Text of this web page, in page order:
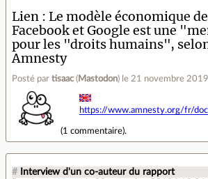
Lien
Le modèle économique de
Facebook et Google est une
pour les "droits humains",
Amnesty
Posté par tisaac( Mastodon) le 21 novembre
https://www.amnesty.org/fr/
(1 commentaire).
# Interview d'un co-auteur du rapport